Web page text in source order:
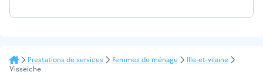
Prestations de services Femmes de ménage
Ille-et-vilaine
Visseiche